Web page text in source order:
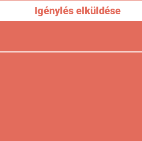
Igénylés elküldése